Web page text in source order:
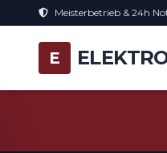
Meisterbetrieb & 24h
E